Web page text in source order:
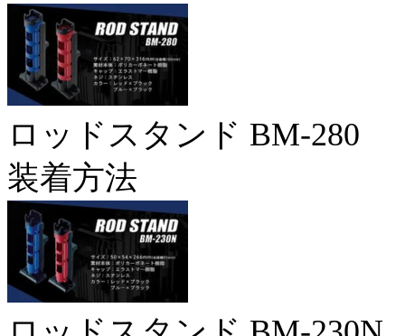
ロッドスタンド BM-280
装着方法